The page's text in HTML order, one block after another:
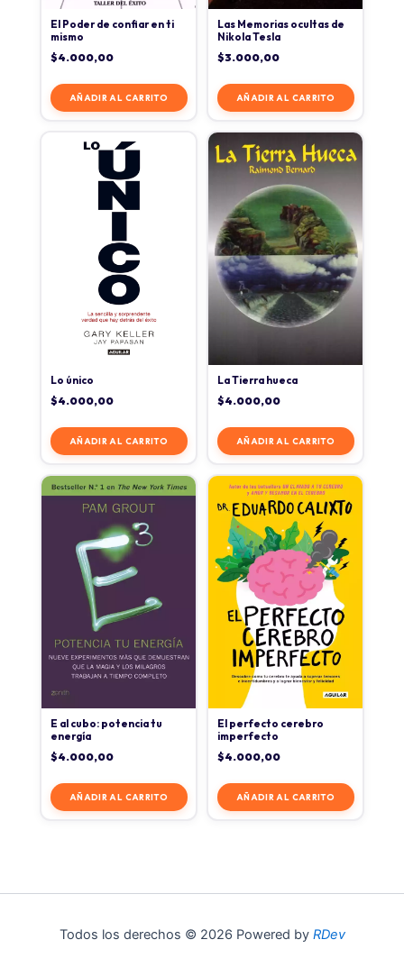
El Poder de confiar en ti
mismo
$4.000,00
AÑADIR AL CARRITO
Las Memorias ocultas de
Nikola Tesla
$3.000,00
AÑADIR AL CARRITO
Lo único
$4.000,00
AÑADIR AL CARRITO
La Tierra hueca
$4.000,00
AÑADIR AL CARRITO
E al cubo: potencia tu
energía
$4.000,00
AÑADIR AL CARRITO
El perfecto cerebro
imperfecto
$4.000,00
AÑADIR AL CARRITO
Todos los derechos © 2026 Powered by RDev